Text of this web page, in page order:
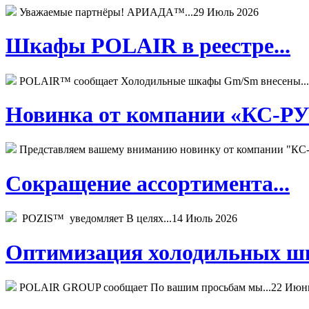
Уважаемые партнёры! АРИАДА™...29 Июль 2026
Шкафы POLAIR в реестре...
POLAIR™ сообщает Холодильные шкафы Gm/Sm внесены...
Новинка от компании «КС-
Представляем вашему вниманию новинку от компании
Сокращение ассортимента...
POZIS™ уведомляет В целях...14 Июль 2026
Оптимизация холодильных
POLAIR GROUP сообщает По вашим просьбам мы...22